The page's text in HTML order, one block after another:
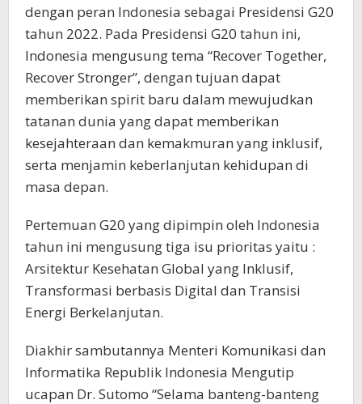
dengan peran Indonesia sebagai Presidensi G20
tahun 2022. Pada Presidensi G20 tahun ini,
Indonesia mengusung tema “Recover Together,
Recover Stronger”, dengan tujuan dapat
memberikan spirit baru dalam mewujudkan
tatanan dunia yang dapat memberikan
kesejahteraan dan kemakmuran yang inklusif,
serta menjamin keberlanjutan kehidupan di
masa depan.
Pertemuan G20 yang dipimpin oleh Indonesia
tahun ini mengusung tiga isu prioritas yaitu :
Arsitektur Kesehatan Global yang Inklusif,
Transformasi berbasis Digital dan Transisi
Energi Berkelanjutan.
Diakhir sambutannya Menteri Komunikasi dan
Informatika Republik Indonesia Mengutip
ucapan Dr. Sutomo “Selama banteng-banteng